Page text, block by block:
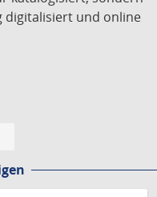
digitalisiert und online